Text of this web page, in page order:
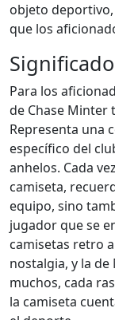
objeto
que los
Para los
de Chase Minter
Representa una
específico del
anhelos. Cada
camiseta,
equipo, sino
jugador que se
camisetas retro
nostalgia, y la de
muchos, cada
la camiseta